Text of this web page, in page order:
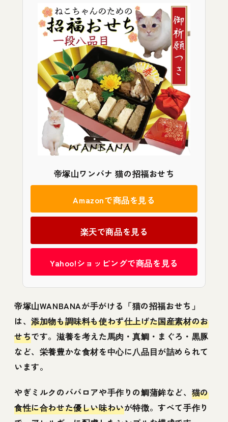
帝塚山ワンバナ 猫の招福おせち
Amazonで商品を見る
楽天で商品を見る
Yahoo!ショッピングで商品を見る
帝塚山WANBANAが手がける「猫の招福おせち」
は、添加物も調味料も使わず仕上げた国産素材のお
せちです。滋養を考えた馬肉・真鯛・まぐろ・黒豚
など、栄養豊かな食材を中心に八品目が詰められて
います。
やぎミルクのババロアや手作りの鯛蒲鉾など、 猫の
食性に合わせた優しい味わいが特徴。すべて手作り